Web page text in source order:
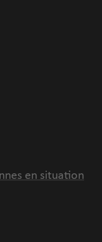
en situation